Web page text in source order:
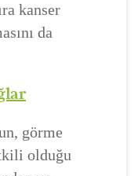
kanser
da
görme
olduğu